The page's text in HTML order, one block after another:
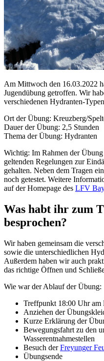
Am Mittwoch den 16.03.2022
Jugendübung getroffen. Wir
verschiedenen Hydranten-
Ort der Übung: Kreuzberg/
Dauer der Übung: 2,5 Stunden
Thema der Übung: Hydranten
Wichtig: Im Rahmen der
geltenden Regelungen zur
gehalten. Neben dem Tragen
noch getestet. Weitere
auf der Homepage des LFV
Was habt ihr zum
besprochen?
Wir haben gemeinsam die
sowie die unterschiedlichen
Außerdem haben wir auch
das richtige Öffnen und
Wie war der Ablauf der Übung:
Treffpunkt 18:00 Uhr am
Anziehen der
Kurze Erklärung der
Bewegungsfahrt zu den
Wasserentnahmestellen
Besuch derFreyunger
Übungsende